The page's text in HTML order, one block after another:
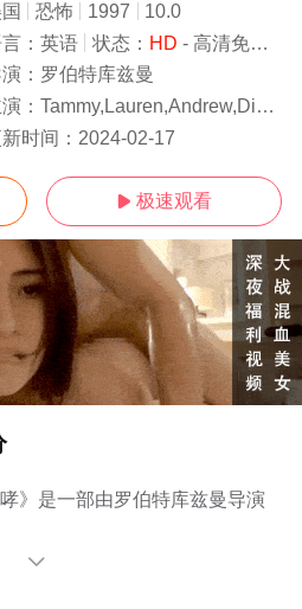
恐怖 1997
10.0
： 英语 状态： HD - 高清免费在线观看
： 罗伯特库兹曼
： Tammy,Lauren,Andrew,Divoff,Robert,En
时间： 2024-02-17
 极速观看
》是一部由罗伯特库兹曼导演
